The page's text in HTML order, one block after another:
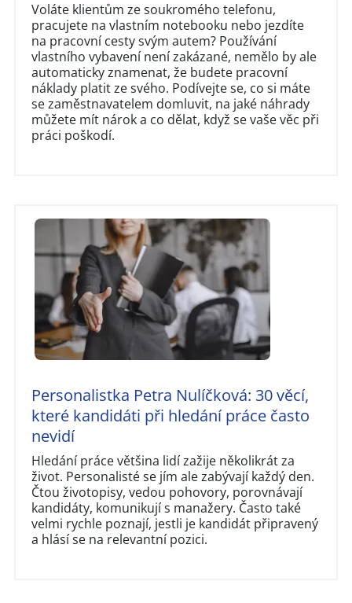
Voláte klientům ze soukromého telefonu,
pracujete na vlastním notebooku nebo jezdíte
na pracovní cesty svým autem? Používání
vlastního vybavení není zakázané, nemělo by ale
automaticky znamenat, že budete pracovní
náklady platit ze svého. Podívejte se, co si máte
se zaměstnavatelem domluvit, na jaké náhrady
můžete mít nárok a co dělat, když se vaše věc při
práci poškodí.
Personalistka Petra Nulíčková: 30 věcí,
které kandidáti při hledání práce často
nevidí
Hledání práce většina lidí zažije několikrát za
život. Personalisté se jím ale zabývají každý den.
Čtou životopisy, vedou pohovory, porovnávají
kandidáty, komunikují s manažery. Často také
velmi rychle poznají, jestli je kandidát připravený
a hlásí se na relevantní pozici.